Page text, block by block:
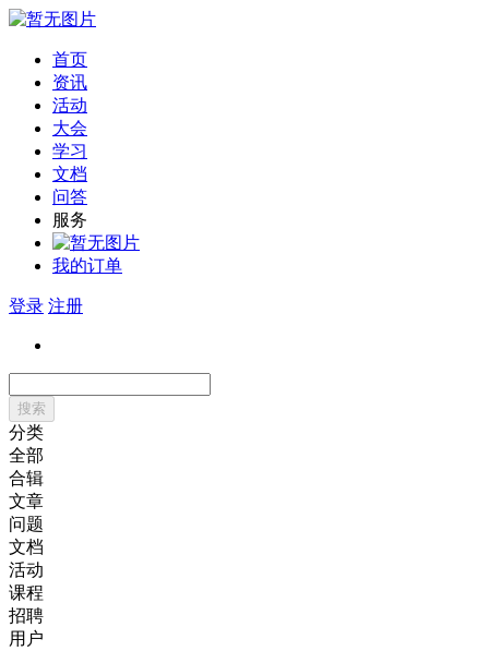
首页
资讯
活动
大会
学习
文档
问答
服务
我的订单
登录 注册
搜索
分类
全部
合辑
文章
问题
文档
活动
课程
招聘
用户